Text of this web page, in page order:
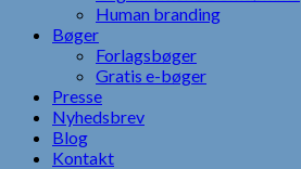
Human branding
Bøger
Forlagsbøger
Gratis e-bøger
Presse
Nyhedsbrev
Blog
Kontakt